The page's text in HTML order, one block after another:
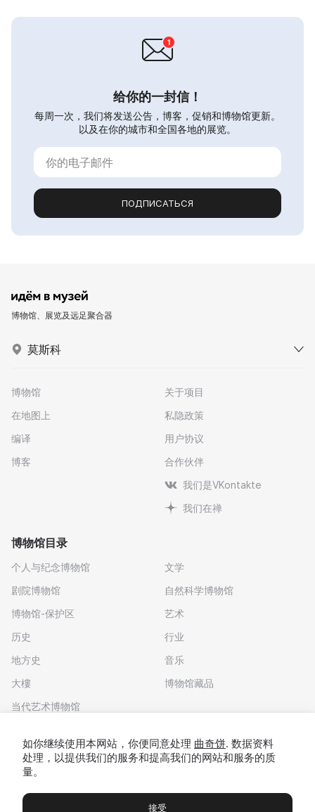
给你的一封信！
每周一次，我们将发送公告，博客，促销和博物馆更新。
以及在你的城市和全国各地的展览。
ПОДПИСАТЬСЯ
博物馆、展览及远足聚合器
莫斯科
博物馆
在地图上
编译
博客
关于项目
私隐政策
用户协议
合作伙伴
我们是VKontakte
我们在禅
博物馆目录
个人与纪念博物馆
剧院博物馆
博物馆-保护区
历史
地方史
大樓
当代艺术博物馆
文学
自然科学博物馆
艺术
行业
音乐
博物馆藏品
如你继续使用本网站，你便同意处理 曲奇饼. 数据资料
处理，以提供我们的服务和提高我们的网站和服务的质
量。
接受